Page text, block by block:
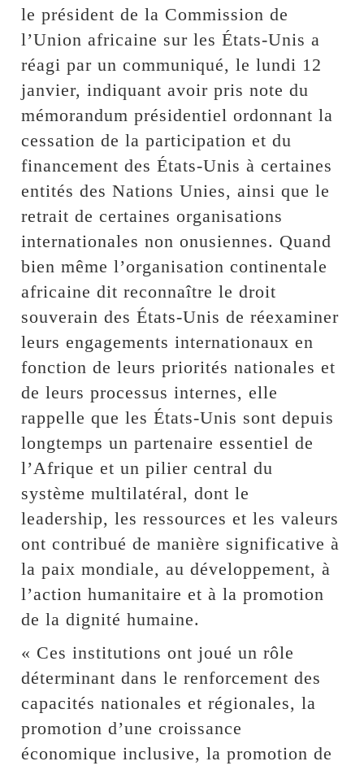
le président de la Commission de
l’Union africaine sur les États-Unis a
réagi par un communiqué, le lundi 12
janvier, indiquant avoir pris note du
mémorandum présidentiel ordonnant la
cessation de la participation et du
financement des États-Unis à certaines
entités des Nations Unies, ainsi que le
retrait de certaines organisations
internationales non onusiennes. Quand
bien même l’organisation continentale
africaine dit reconnaître le droit
souverain des États-Unis de réexaminer
leurs engagements internationaux en
fonction de leurs priorités nationales et
de leurs processus internes, elle
rappelle que les États-Unis sont depuis
longtemps un partenaire essentiel de
l’Afrique et un pilier central du
système multilatéral, dont le
leadership, les ressources et les valeurs
ont contribué de manière significative à
la paix mondiale, au développement, à
l’action humanitaire et à la promotion
de la dignité humaine.
« Ces institutions ont joué un rôle
déterminant dans le renforcement des
capacités nationales et régionales, la
promotion d’une croissance
économique inclusive, la promotion de